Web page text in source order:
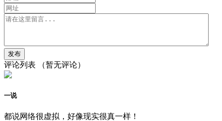
评论列表 （暂无评论）
一说
都说网络很虚拟，好像现实很真一样！